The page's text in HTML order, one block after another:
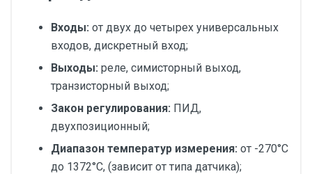
Входы: от двух до четырех универсальных
входов, дискретный вход;
Выходы: реле, симисторный выход,
транзисторный выход;
Закон регулирования: ПИД,
двухпозиционный;
Диапазон температур измерения: от -270°С
до 1372°С, (зависит от типа датчика);